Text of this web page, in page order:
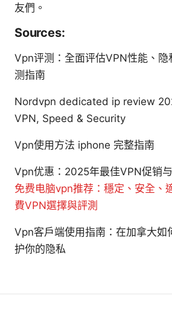
友們。
Sources:
Vpn评测：全面评估VPN性能、隐
测指南
Nordvpn dedicated ip review
VPN, Speed & Security
Vpn使用方法 iphone 完整指南
Vpn优惠：2025年最佳VPN促销
免费电脑vpn推荐：穩定、安全、
費VPN選擇與評測
Vpn客户端使用指南：在加拿大如
护你的隐私